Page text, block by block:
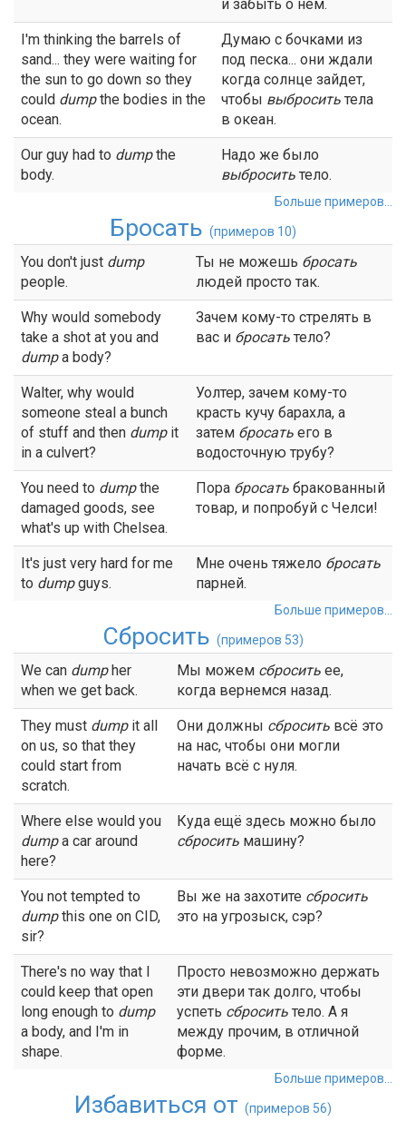
и забыть о нем.
I'm thinking the barrels of
sand... they were waiting for
the sun to go down so they
could dumpthe bodies in the
ocean.
Думаю с бочками из
под песка... они ждали
когда солнце зайдет,
чтобы выбросить тела
в океан.
Our guy had to dumpthe
body.
Надо же было
выбросить тело.
Больше примеров...
Бросать (примеров 10)
You don't just dump
people.
Ты не можешь бросать
людей просто так.
Why would somebody
take a shot at you and
dumpa body?
Зачем кому-то стрелять в
вас и бросать тело?
Walter, why would
someone steal a bunch
of stuff and then dumpit
in a culvert?
Уолтер, зачем кому-то
красть кучу барахла, а
затем бросать его в
водосточную трубу?
You need to dumpthe
damaged goods, see
what's up with Chelsea.
Пора бросать бракованный
товар, и попробуй с Челси!
It's just very hard for me
to dumpguys.
Мне очень тяжело бросать
парней.
Больше примеров...
Сбросить (примеров 53)
We can dumpher
when we get back.
Мы можем сбросить ее,
когда вернемся назад.
They must dumpit all
on us, so that they
could start from
scratch.
Они должны сбросить всё это
на нас, чтобы они могли
начать всё с нуля.
Where else would you
dumpa car around
here?
Куда ещё здесь можно было
сбросить машину?
You not tempted to
dumpthis one on CID,
sir?
Вы же на захотите сбросить
это на угрозыск, сэр?
There's no way that I
could keep that open
long enough to dump
a body, and I'm in
shape.
Просто невозможно держать
эти двери так долго, чтобы
успеть сбросить тело. А я
между прочим, в отличной
форме.
Больше примеров...
Избавиться от (примеров 56)